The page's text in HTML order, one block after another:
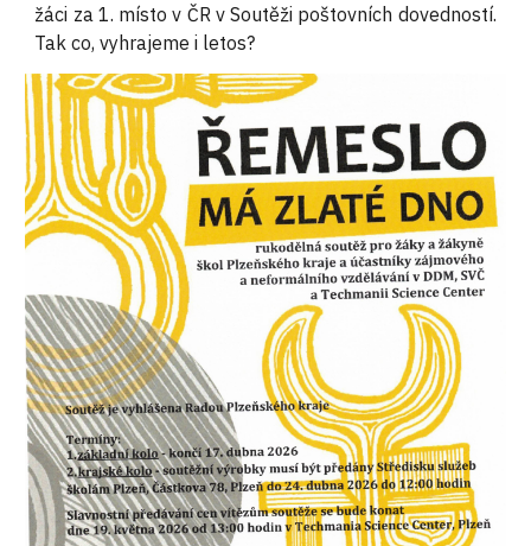
žáci za 1. místo v ČR v Soutěži poštovních dovedností.
Tak co, vyhrajeme i letos?